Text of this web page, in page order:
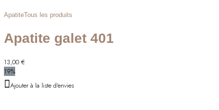
ApatiteTous les produits
Apatite galet 401
13,00 €
19%
Ajouter à la liste d'envies